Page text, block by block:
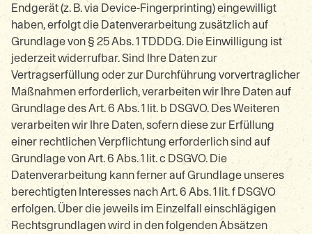
Endgerät (z. B. via Device-Fingerprinting) eingewilligt
haben, erfolgt die Datenverarbeitung zusätzlich auf
Grundlage von § 25 Abs. 1 TDDDG. Die Einwilligung ist
jederzeit widerrufbar. Sind Ihre Daten zur
Vertragserfüllung oder zur Durchführung vorvertraglicher
Maßnahmen erforderlich, verarbeiten wir Ihre Daten auf
Grundlage des Art. 6 Abs. 1 lit. b DSGVO. Des Weiteren
verarbeiten wir Ihre Daten, sofern diese zur Erfüllung
einer rechtlichen Verpflichtung erforderlich sind auf
Grundlage von Art. 6 Abs. 1 lit. c DSGVO. Die
Datenverarbeitung kann ferner auf Grundlage unseres
berechtigten Interesses nach Art. 6 Abs. 1 lit. f DSGVO
erfolgen. Über die jeweils im Einzelfall einschlägigen
Rechtsgrundlagen wird in den folgenden Absätzen